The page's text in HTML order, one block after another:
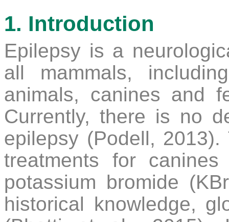
1. Introduction
Epilepsy is a
all mammals,
animals, canines and
Currently, there is no
epilepsy (Podell,
treatments for
potassium bromide
historical knowledge,